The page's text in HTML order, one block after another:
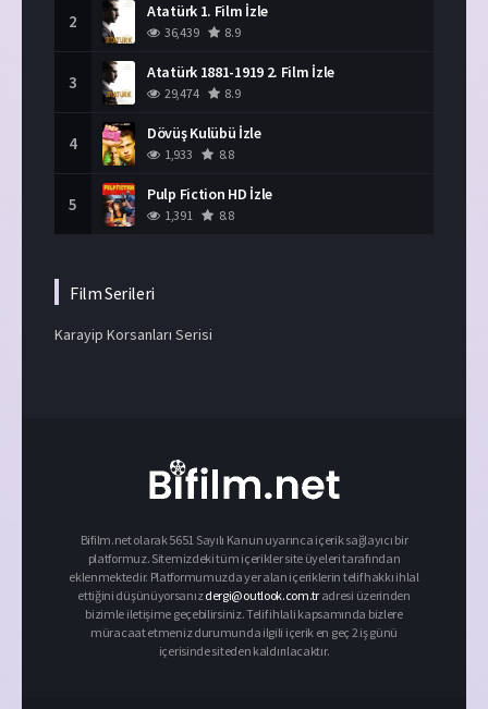
2 Atatürk 1. Film İzle
36,439 8.9
3 Atatürk 1881-1919 2. Film İzle
29,474 8.9
4 Dövüş Kulübü İzle
1,933 8.8
5 Pulp Fiction HD İzle
1,391 8.8
Film Serileri
Karayip Korsanları Serisi
Bifilm.net olarak 5651 Sayılı Kanun uyarınca içerik sağlayıcı bir
platformuz. Sitemizdeki tüm içerikler site üyeleri tarafından
eklenmektedir. Platformumuzda yer alan içeriklerin telif hakkı ihlal
ettiğini düşünüyorsanızdergi@outlook.com.tr adresi üzerinden
bizimle iletişime geçebilirsiniz. Telif ihlali kapsamında bizlere
müracaat etmeniz durumunda ilgili içerik en geç 2 iş günü
içerisinde siteden kaldırılacaktır.